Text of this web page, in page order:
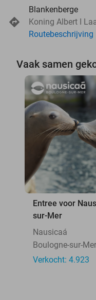
Blankenberge
Koning Albert I
Routebeschrijving
Vaak samen
Entree voor
sur-Mer
Nausicaá
Boulogne-sur-Mer
Verkocht: 4.923